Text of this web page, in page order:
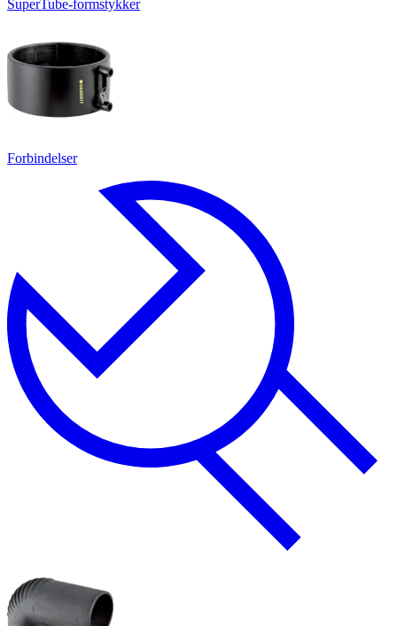
SuperTube-formstykker
Forbindelser